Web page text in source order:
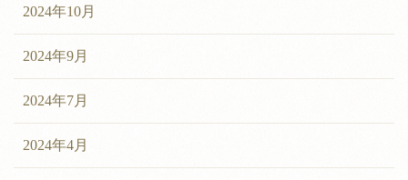
2024年10月
2024年9月
2024年7月
2024年4月